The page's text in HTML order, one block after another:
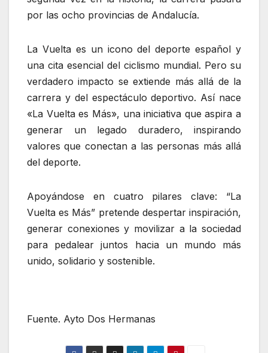
por las ocho provincias de Andalucía.
La Vuelta es un icono del deporte español y
una cita esencial del ciclismo mundial. Pero su
verdadero impacto se extiende más allá de la
carrera y del espectáculo deportivo. Así nace
«La Vuelta es Más», una iniciativa que aspira a
generar un legado duradero, inspirando
valores que conectan a las personas más allá
del deporte.
Apoyándose en cuatro pilares clave: “La
Vuelta es Más” pretende despertar inspiración,
generar conexiones y movilizar a la sociedad
para pedalear juntos hacia un mundo más
unido, solidario y sostenible.
Fuente. Ayto Dos Hermanas